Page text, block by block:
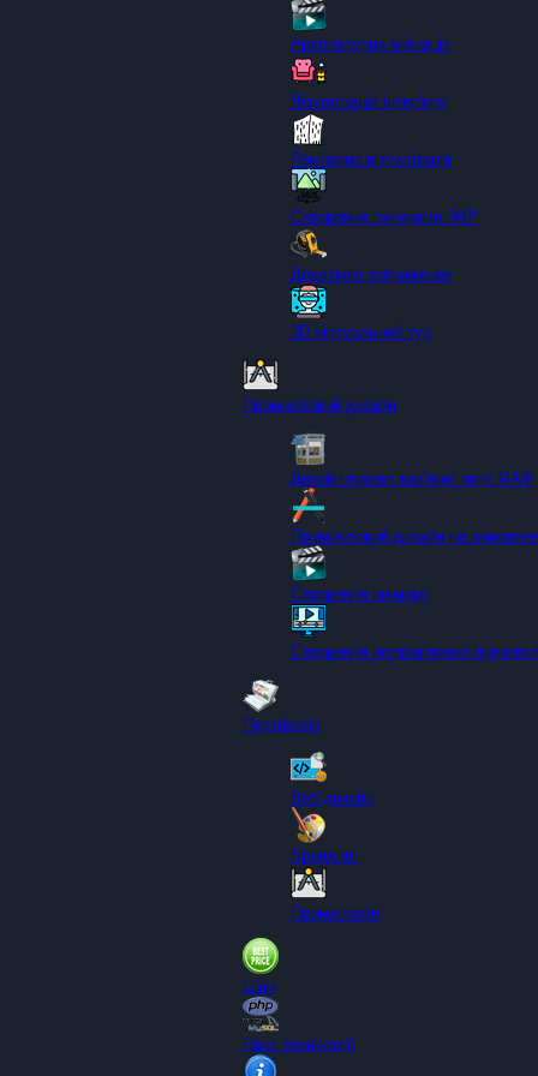
Архітектурна анімація
Візуалізація інтер'єру
Рекламна візуалізація
Створення панорами 360°
Додаткові зображення
3D віртуальний тур
Промисловий дизайн
Дизайн проект кав'ярні типу МАФ
Промисловий дизайн на
Створення анімації
Створення інтерактивної
Портфоліо
Веб дизайн
Брендинг
Промдизайн
Ціни
Наші технології